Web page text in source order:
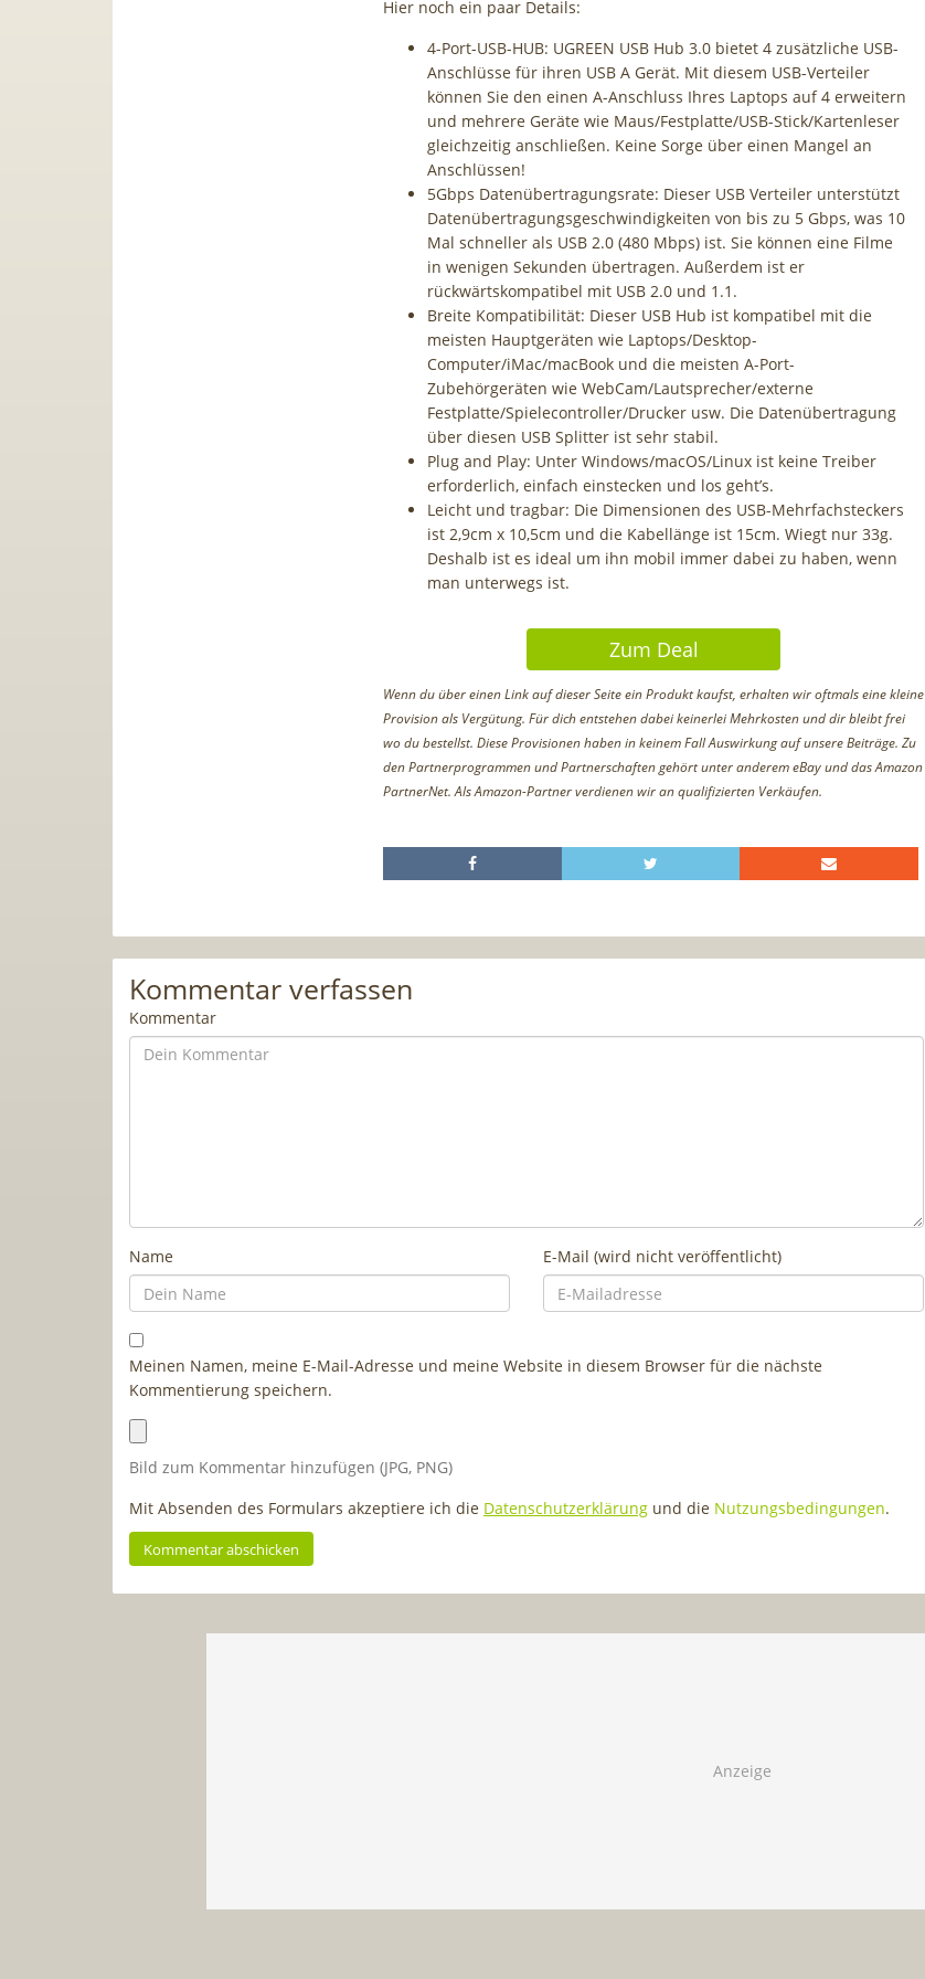
Hier noch ein paar Details:
4-Port-USB-HUB: UGREEN USB Hub 3.0 bietet 4 zusätzliche USB-
Anschlüsse für ihren USB A Gerät. Mit diesem USB-Verteiler
können Sie den einen A-Anschluss Ihres Laptops auf 4 erweitern
und mehrere Geräte wie Maus/Festplatte/USB-Stick/Kartenleser
gleichzeitig anschließen. Keine Sorge über einen Mangel an
Anschlüssen!
5Gbps Datenübertragungsrate: Dieser USB Verteiler unterstützt
Datenübertragungsgeschwindigkeiten von bis zu 5 Gbps, was 10
Mal schneller als USB 2.0 (480 Mbps) ist. Sie können eine Filme
in wenigen Sekunden übertragen. Außerdem ist er
rückwärtskompatibel mit USB 2.0 und 1.1.
Breite Kompatibilität: Dieser USB Hub ist kompatibel mit die
meisten Hauptgeräten wie Laptops/Desktop-
Computer/iMac/macBook und die meisten A-Port-
Zubehörgeräten wie WebCam/Lautsprecher/externe
Festplatte/Spielecontroller/Drucker usw. Die Datenübertragung
über diesen USB Splitter ist sehr stabil.
Plug and Play: Unter Windows/macOS/Linux ist keine Treiber
erforderlich, einfach einstecken und los geht’s.
Leicht und tragbar: Die Dimensionen des USB-Mehrfachsteckers
ist 2,9cm x 10,5cm und die Kabellänge ist 15cm. Wiegt nur 33g.
Deshalb ist es ideal um ihn mobil immer dabei zu haben, wenn
man unterwegs ist.
Zum Deal
Wenn du über einen Link auf dieser Seite ein Produkt kaufst, erhalten wir oftmals eine kleine
Provision als Vergütung. Für dich entstehen dabei keinerlei Mehrkosten und dir bleibt frei
wo du bestellst. Diese Provisionen haben in keinem Fall Auswirkung auf unsere Beiträge. Zu
den Partnerprogrammen und Partnerschaften gehört unter anderem eBay und das Amazon
PartnerNet. Als Amazon-Partner verdienen wir an qualifizierten Verkäufen.
Kommentar verfassen
Kommentar
Name E-Mail (wird nicht veröffentlicht)
Meinen Namen, meine E-Mail-Adresse und meine Website in diesem Browser für die nächste
Kommentierung speichern.
Bild zum Kommentar hinzufügen (JPG, PNG)
Mit Absenden des Formulars akzeptiere ich die Datenschutzerklärung und die Nutzungsbedingungen.